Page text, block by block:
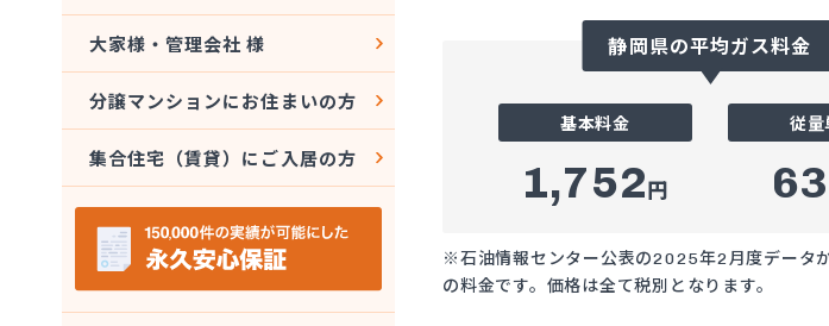
静岡県の平均ガス料金
基本料金
1,752円
従量
※石油情報センター公表の2025年2月度データ
の料金です。価格は全て税別となります。
大家様・管理会社 様
分譲マンションにお住まいの方
集合住宅（賃貸）にご入居の方